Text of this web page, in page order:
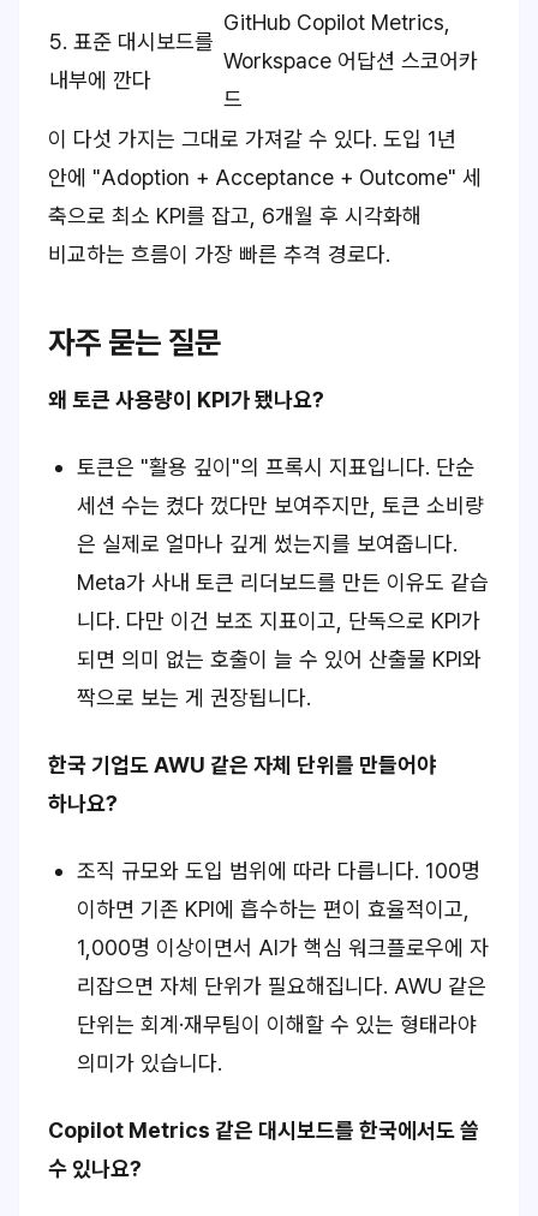
5. 표준 대시보드를
내부에 깐다
GitHub Copilot Metrics,
Workspace 어답션 스코어카
드
이 다섯 가지는 그대로 가져갈 수 있다. 도입 1년
안에 "Adoption + Acceptance + Outcome" 세
축으로 최소 KPI를 잡고, 6개월 후 시각화해
비교하는 흐름이 가장 빠른 추격 경로다.
자주 묻는 질문
왜 토큰 사용량이 KPI가 됐나요?
토큰은 "활용 깊이"의 프록시 지표입니다. 단순
세션 수는 켰다 껐다만 보여주지만, 토큰 소비량
은 실제로 얼마나 깊게 썼는지를 보여줍니다.
Meta가 사내 토큰 리더보드를 만든 이유도 같습
니다. 다만 이건 보조 지표이고, 단독으로 KPI가
되면 의미 없는 호출이 늘 수 있어 산출물 KPI와
짝으로 보는 게 권장됩니다.
한국 기업도 AWU 같은 자체 단위를 만들어야
하나요?
조직 규모와 도입 범위에 따라 다릅니다. 100명
이하면 기존 KPI에 흡수하는 편이 효율적이고,
1,000명 이상이면서 AI가 핵심 워크플로우에 자
리잡으면 자체 단위가 필요해집니다. AWU 같은
단위는 회계·재무팀이 이해할 수 있는 형태라야
의미가 있습니다.
Copilot Metrics 같은 대시보드를 한국에서도 쓸
수 있나요?